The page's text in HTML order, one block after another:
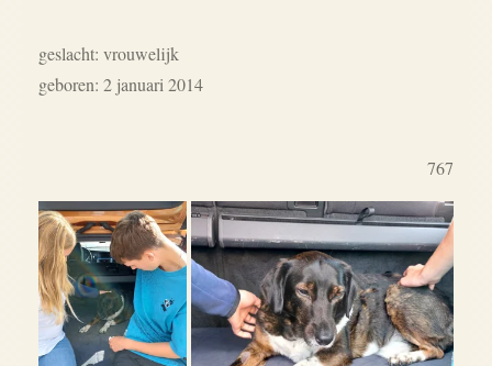
geslacht: vrouwelijk
geboren: 2 januari 2014
767